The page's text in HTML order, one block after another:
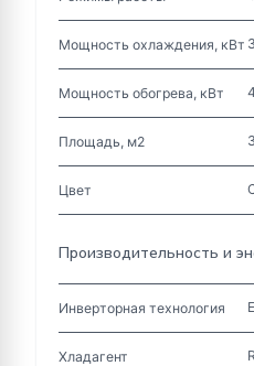
Мощность охлаждения, кВт
Мощность обогрева, кВт 4
Площадь, м2
Цвет
Производительность и
Инверторная технология
Хладагент